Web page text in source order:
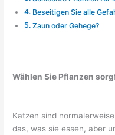
Beseitigen Sie alle
Zaun oder Gehege?
Wählen Sie Pflanzen
Katzen sind
das, was sie essen, aber